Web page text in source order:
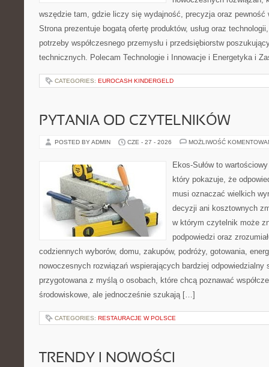
wszędzie tam, gdzie liczy się wydajność, precyzja oraz pewność
Strona prezentuje bogatą ofertę produktów, usług oraz
potrzeby współczesnego przemysłu i przedsiębiorstw
technicznych. Polecam Technologie i Innowacje i Energetyka i
CATEGORIES: EUROCASH KINDERGELD
PYTANIA OD CZYTELNIKÓW
POSTED BY ADMIN CZE - 27 - 2026 MOŻLIWOŚĆ
Ekos-Sułów to
który pokazuje, że
musi oznaczać wielkich
decyzji ani kosztownych
w którym czytelnik może
podpowiedzi oraz
codziennych wyborów, domu, zakupów, podróży, gotowania,
nowoczesnych rozwiązań wspierających bardziej odpowiedzialny
przygotowana z myślą o osobach, które chcą poznawać
środowiskowe, ale jednocześnie szukają […]
CATEGORIES: RESTAURACJE W POLSCE
TRENDY I NOWOŚCI